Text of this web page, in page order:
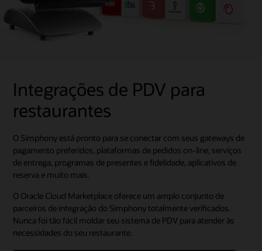
Integrações de PDV para
restaurantes
O Simphony está pronto para se conectar com seus gateways de
pagamento preferidos, plataformas de pedidos on-line, serviços
de entrega, programas de presentes e fidelidade, aplicativos de
reserva e muito mais.
O Oracle Cloud Marketplace oferece um amplo conjunto de
parceiros de integração do Simphony totalmente verificados.
Nunca foi tão fácil moldar seu sistema de PDV para atender às
necessidades do seu restaurante.